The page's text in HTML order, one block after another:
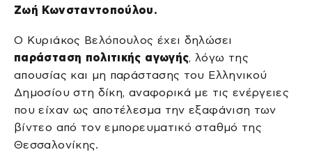
Ζωή Κωνσταντοπούλου.
Ο Κυριάκος Βελόπουλος έχει δηλώσει
παράσταση πολιτικής αγωγής, λόγω της
απουσίας και μη παράστασης του Ελληνικού
Δημοσίου στη δίκη, αναφορικά με τις ενέργειες
που είχαν ως αποτέλεσμα την εξαφάνιση των
βίντεο από τον εμπορευματικό σταθμό της
Θεσσαλονίκης.